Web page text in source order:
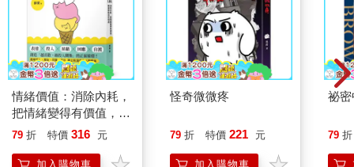
情緒價值：消除內耗，
把情緒變得有價值，跟
誰都能自在相處
79 折 特價 316 元
加入購物車
怪奇微微疼
79 折 特價 221 元
加入購物車
祕
79 折